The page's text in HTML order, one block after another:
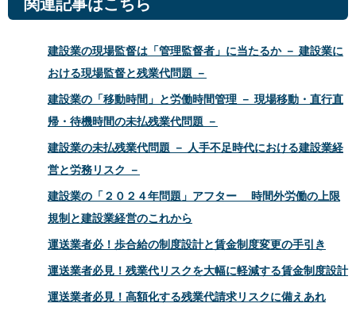
関連記事はこちら
建設業の現場監督は「管理監督者」に当たるか － 建設業に
おける現場監督と残業代問題 －
建設業の「移動時間」と労働時間管理 － 現場移動・直行直
帰・待機時間の未払残業代問題 －
建設業の未払残業代問題 － 人手不足時代における建設業経
営と労務リスク －
建設業の「２０２４年問題」アフター 時間外労働の上限
規制と建設業経営のこれから
運送業者必！歩合給の制度設計と賃金制度変更の手引き
運送業者必見！残業代リスクを大幅に軽減する賃金制度設計
運送業者必見！高額化する残業代請求リスクに備えあれ